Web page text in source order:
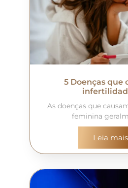
5 Doenças que
As doenças que
feminina
Leia mais